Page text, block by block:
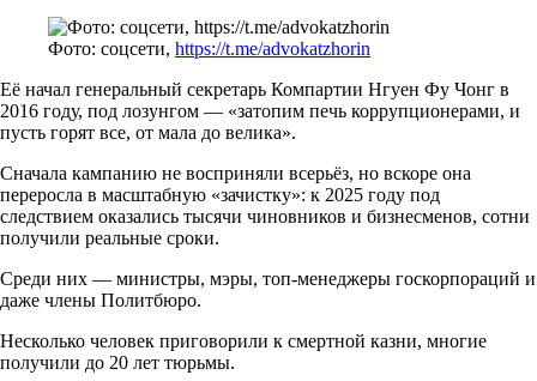
Фото: соцсети, https://t.me/advokatzhorin
Её начал генеральный секретарь Компартии Нгуен Фу Чонг в
2016 году, под лозунгом — «затопим печь коррупционерами, и
пусть горят все, от мала до велика».
Сначала кампанию не восприняли всерьёз, но вскоре она
переросла в масштабную «зачистку»: к 2025 году под
следствием оказались тысячи чиновников и бизнесменов, сотни
получили реальные сроки.
Среди них — министры, мэры, топ-менеджеры госкорпораций и
даже члены Политбюро.
Несколько человек приговорили к смертной казни, многие
получили до 20 лет тюрьмы.